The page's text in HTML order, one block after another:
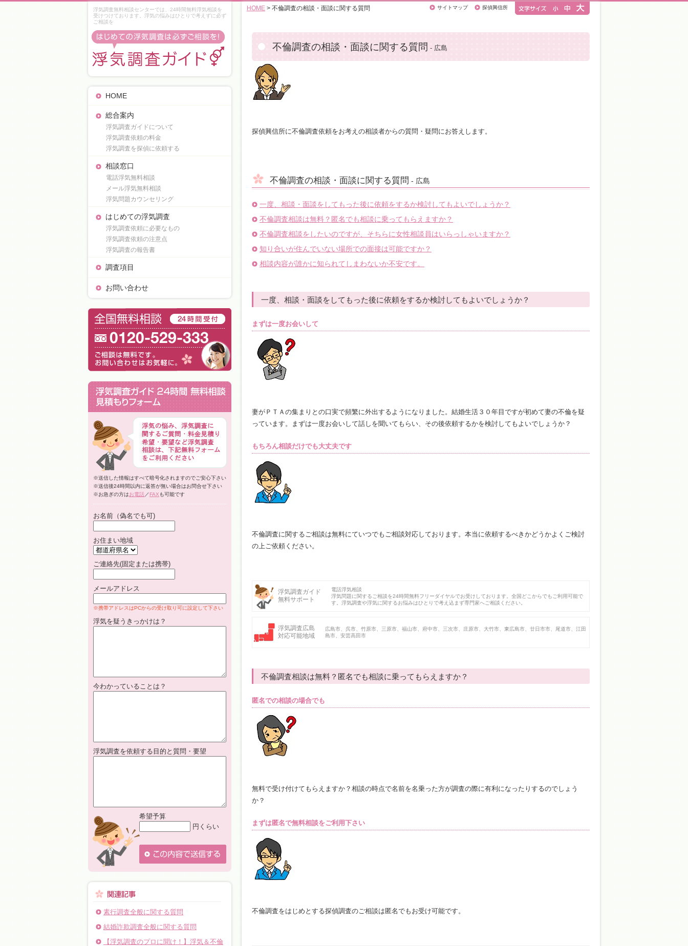
不倫調査の相談・面談に関する質問 - 広島
探偵興信所に不倫調査依頼をお考えの相談者からの質問・疑問にお答えします。
不倫調査の相談・面談に関する質問 - 広島
一度、相談・面談をしてもった後に依頼をするか検討してもよいでしょうか？
不倫調査相談は無料？匿名でも相談に乗ってもらえますか？
不倫調査相談をしたいのですが、そちらに女性相談員はいらっしゃいますか？
知り合いが住んでいない場所での面接は可能ですか？
相談内容が誰かに知られてしまわないか不安です。
一度、相談・面談をしてもった後に依頼をするか検討してもよいでしょうか？
まずは一度お会いして
妻がＰＴＡの集まりとの口実で頻繁に外出するようになりました。結婚生活３０年目ですが初めて妻の不倫を疑
っています。まずは一度お会いして話しを聞いてもらい、その後依頼するかを検討してもよいでしょうか？
もちろん相談だけでも大丈夫です
不倫調査に関するご相談は無料にていつでもご相談対応しております。本当に依頼するべきかどうかよくご検討
の上ご依頼ください。
浮気調査ガイド
無料サポート
電話浮気相談
浮気問題に関するご相談を24時間無料フリーダイヤルでお受けしております。全国どこからでもご利用可能で
す。浮気調査や浮気に関するお悩みはひとりで考え込まず専門家へご相談ください。
浮気調査広島
対応可能地域
広島市、呉市、竹原市、三原市、福山市、府中市、三次市、庄原市、大竹市、東広島市、廿日市市、尾道市、江田
島市、安芸高田市
不倫調査相談は無料？匿名でも相談に乗ってもらえますか？
匿名での相談の場合でも
無料で受け付けてもらえますか？相談の時点で名前を名乗った方が調査の際に有利になったりするのでしょう
か？
まずは匿名で無料相談をご利用下さい
不倫調査をはじめとする探偵調査のご相談は匿名でもお受け可能です。
浮気調査無料相談センターでは、24時間無料浮気相談を
受けつけております。浮気の悩みはひとりで考えずに必ず
ご相談を
HOME
総合案内
浮気調査ガイドについて
浮気調査依頼の料金
浮気調査を探偵に依頼する
相談窓口
電話浮気無料相談
メール浮気無料相談
浮気問題カウンセリング
はじめての浮気調査
浮気調査依頼に必要なもの
浮気調査依頼の注意点
浮気調査の報告書
調査項目
お問い合わせ
※送信した情報はすべて暗号化されますのでご安心下さい
※送信後24時間以内に返答が無い場合はお問合せ下さい
※お急ぎの方はお電話 ／FAX も可能です
お名前（偽名でも可)
お住まい地域
ご連絡先(固定または携帯)
メールアドレス
※携帯アドレスはPCからの受け取り可に設定して下さい
浮気を疑うきっかけは？
今わかっていることは？
浮気調査を依頼する目的と質問・要望
希望予算
円くらい
素行調査全般に関する質問
結婚詐欺調査全般に関する質問
【浮気調査のプロに聞け！】浮気＆不倫
HOME > 不倫調査の相談・面談に関する質問 サイトマップ 探偵興信所